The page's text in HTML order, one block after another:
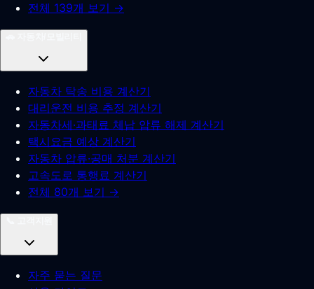
전체 139개 보기 →
자동차 탁송 비용 계산기
대리운전 비용 추정 계산기
자동차세·과태료 체납 압류 해제 계산기
택시요금 예상 계산기
자동차 압류·공매 처분 계산기
고속도로 통행료 계산기
전체 80개 보기 →
자주 묻는 질문